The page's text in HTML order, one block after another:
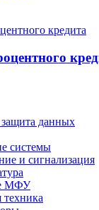
данных
системы
и сигнализация
МФУ
техника